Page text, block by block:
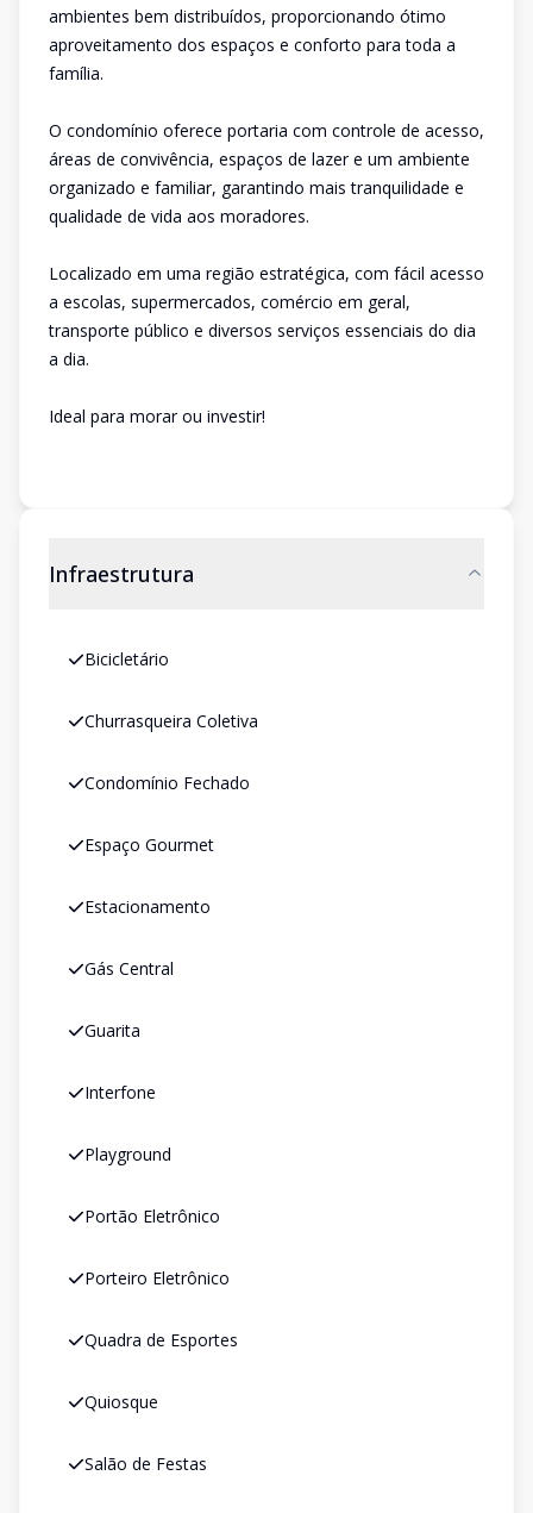
ambientes bem distribuídos, proporcionando ótimo
aproveitamento dos espaços e conforto para toda a
família.
O condomínio oferece portaria com controle de acesso,
áreas de convivência, espaços de lazer e um ambiente
organizado e familiar, garantindo mais tranquilidade e
qualidade de vida aos moradores.
Localizado em uma região estratégica, com fácil acesso
a escolas, supermercados, comércio em geral,
transporte público e diversos serviços essenciais do dia
a dia.
Ideal para morar ou investir!
Infraestrutura
Bicicletário
Churrasqueira Coletiva
Condomínio Fechado
Espaço Gourmet
Estacionamento
Gás Central
Guarita
Interfone
Playground
Portão Eletrônico
Porteiro Eletrônico
Quadra de Esportes
Quiosque
Salão de Festas